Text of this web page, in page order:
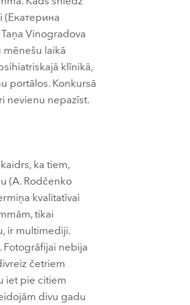
(Екатерина
Vinogradova
mēnešu laikā
klīnikā,
portālos. Konkursā
nevienu nepazīst.
ka tiem,
(A. Rodčenko
kvalitatīvai
tikai
ir multimediji.
nebija
četriem
iet pie citiem
divu gadu